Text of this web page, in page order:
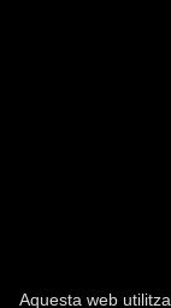
Aquesta web